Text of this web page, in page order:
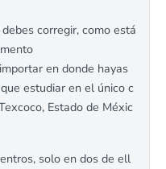
corregir, como está
en donde hayas
estudiar en el único c
Estado de Méxic
solo en dos de ell